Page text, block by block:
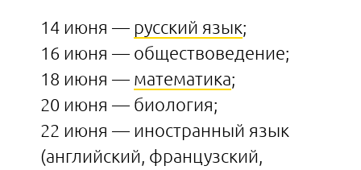
14 июня — русский язык;
16 июня — обществоведение;
18 июня — математика;
20 июня — биология;
22 июня — иностранный язык
(английский, французский,